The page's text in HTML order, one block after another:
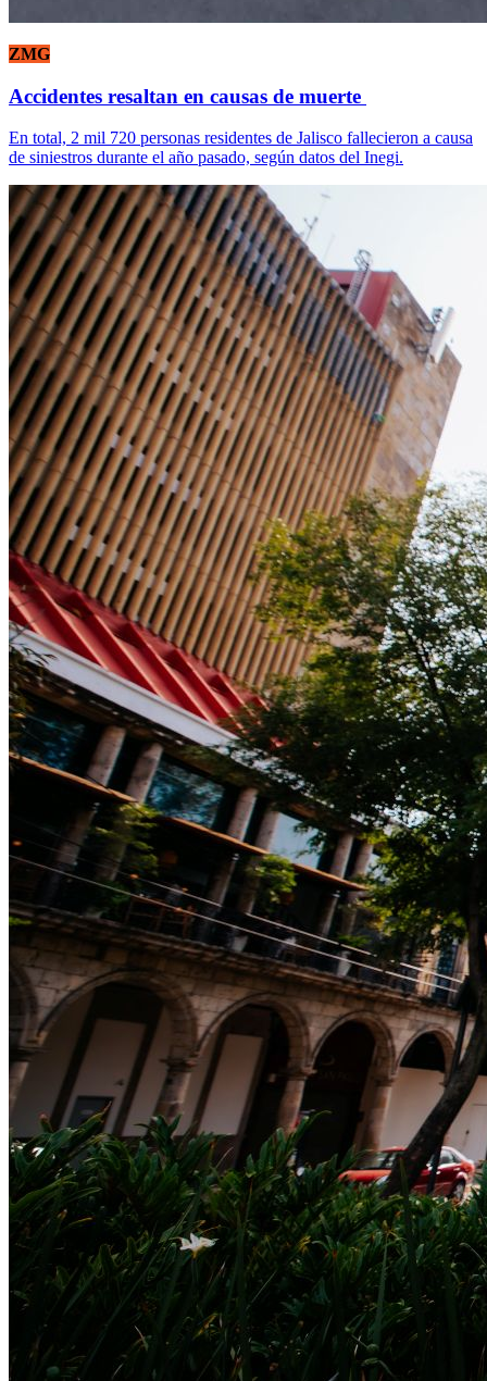
ZMG
Accidentes resaltan en causas de muerte
En total, 2 mil 720 personas residentes de Jalisco fallecieron a causa
de siniestros durante el año pasado, según datos del Inegi.